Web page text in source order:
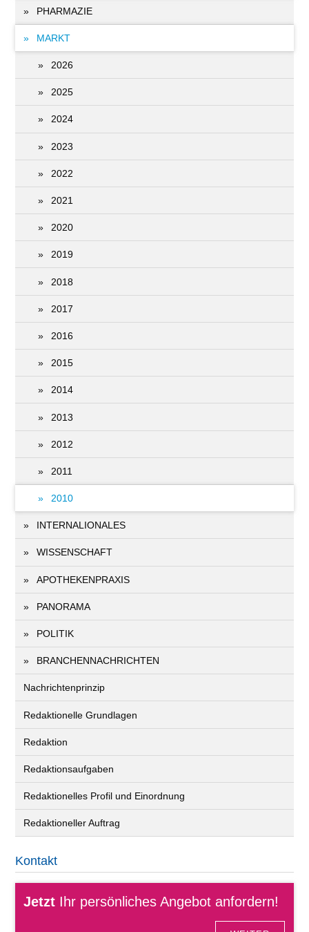
PHARMAZIE
MARKT
2026
2025
2024
2023
2022
2021
2020
2019
2018
2017
2016
2015
2014
2013
2012
2011
2010
INTERNALIONALES
WISSENSCHAFT
APOTHEKENPRAXIS
PANORAMA
POLITIK
BRANCHENNACHRICHTEN
Nachrichtenprinzip
Redaktionelle Grundlagen
Redaktion
Redaktionsaufgaben
Redaktionelles Profil und Einordnung
Redaktioneller Auftrag
Kontakt
Jetzt Ihr persönliches Angebot anfordern!